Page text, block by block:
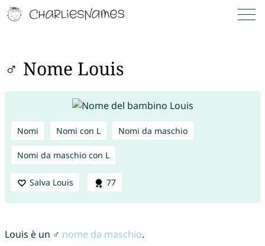
♂ Nome Louis
Nomi Nomi con L Nomi da maschio
Nomi da maschio con L
Salva Louis 77
Louis è un ♂ nome da maschio.